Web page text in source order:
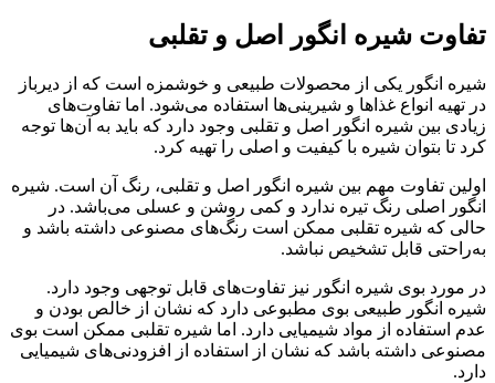
تفاوت شیره انگور اصل و تقلبی
شیره انگور یکی از محصولات طبیعی و خوشمزه است که از دیرباز
در تهیه انواع غذاها و شیرینی‌ها استفاده می‌شود. اما تفاوت‌های
زیادی بین شیره انگور اصل و تقلبی وجود دارد که باید به آن‌ها توجه
کرد تا بتوان شیره با کیفیت و اصلی را تهیه کرد.
اولین تفاوت مهم بین شیره انگور اصل و تقلبی، رنگ آن است. شیره
انگور اصلی رنگ تیره ندارد و کمی روشن و عسلی می‌باشد. در
حالی که شیره تقلبی ممکن است رنگ‌های مصنوعی داشته باشد و
به‌راحتی قابل تشخیص نباشد.
در مورد بوی شیره انگور نیز تفاوت‌های قابل توجهی وجود دارد.
شیره انگور طبیعی بوی مطبوعی دارد که نشان از خالص بودن و
عدم استفاده از مواد شیمیایی دارد. اما شیره تقلبی ممکن است بوی
مصنوعی داشته باشد که نشان از استفاده از افزودنی‌های شیمیایی
دارد.